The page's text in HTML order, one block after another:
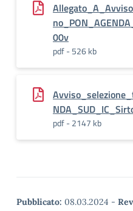
00v
pdf - 526 kb
pdf - 2147 kb
Pubblicato: 08.03.2024 -